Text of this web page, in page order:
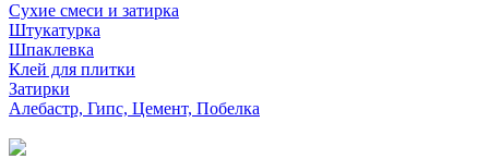
Сухие смеси и затирка
Штукатурка
Шпаклевка
Клей для плитки
Затирки
Алебастр, Гипс, Цемент, Побелка